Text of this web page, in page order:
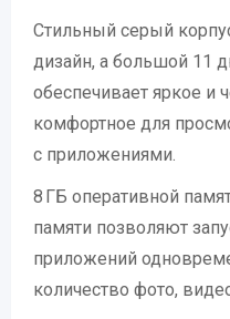
Стильный серый
дизайн, а большой 11
обеспечивает яркое и
комфортное для
с приложениями.
8 ГБ оперативной
памяти позволяют
приложений
количество фото,